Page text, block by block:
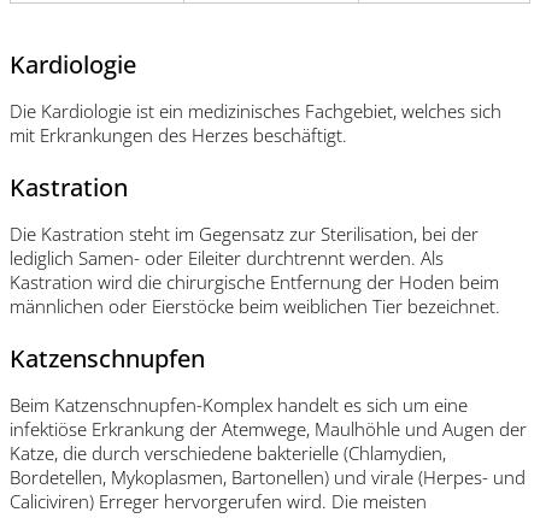
Kardiologie
Die Kardiologie ist ein medizinisches Fachgebiet, welches sich
mit Erkrankungen des Herzes beschäftigt.
Kastration
Die Kastration steht im Gegensatz zur Sterilisation, bei der
lediglich Samen- oder Eileiter durchtrennt werden. Als
Kastration wird die chirurgische Entfernung der Hoden beim
männlichen oder Eierstöcke beim weiblichen Tier bezeichnet.
Katzenschnupfen
Beim Katzenschnupfen-Komplex handelt es sich um eine
infektiöse Erkrankung der Atemwege, Maulhöhle und Augen der
Katze, die durch verschiedene bakterielle (Chlamydien,
Bordetellen, Mykoplasmen, Bartonellen) und virale (Herpes- und
Caliciviren) Erreger hervorgerufen wird. Die meisten